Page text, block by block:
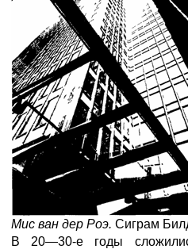
Мис ван дер Роэ. Сиграм
В 20—30-е годы